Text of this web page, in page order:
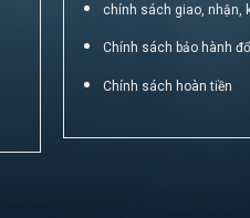
chính sách giao, nhận,
Chính sách bảo hành
Chính sách hoàn tiền